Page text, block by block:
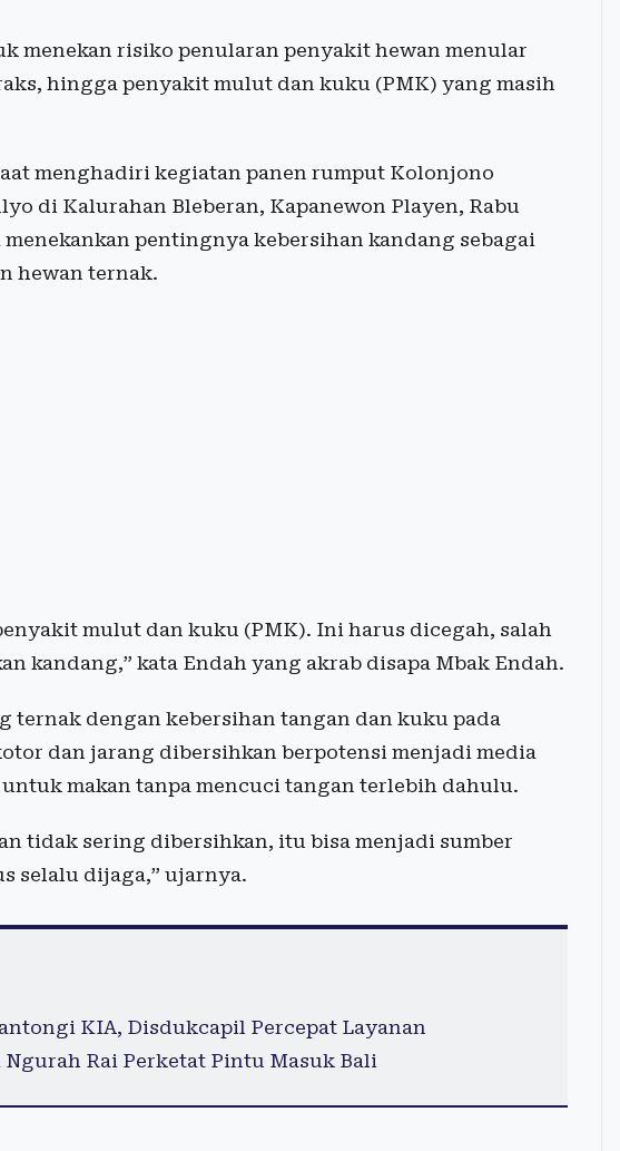
menekan risiko penularan penyakit hewan menular
hingga penyakit mulut dan kuku (PMK) yang masih
menghadiri kegiatan panen rumput Kolonjono
di Kalurahan Bleberan, Kapanewon Playen, Rabu
pentingnya kebersihan kandang sebagai
hewan ternak.
mulut dan kuku (PMK). Ini harus dicegah, salah
kandang,” kata Endah yang akrab disapa Mbak Endah.
ternak dengan kebersihan tangan dan kuku pada
dan jarang dibersihkan berpotensi menjadi media
makan tanpa mencuci tangan terlebih dahulu.
tidak sering dibersihkan, itu bisa menjadi sumber
selalu dijaga,” ujarnya.
KIA, Disdukcapil Percepat Layanan
Rai Perketat Pintu Masuk Bali